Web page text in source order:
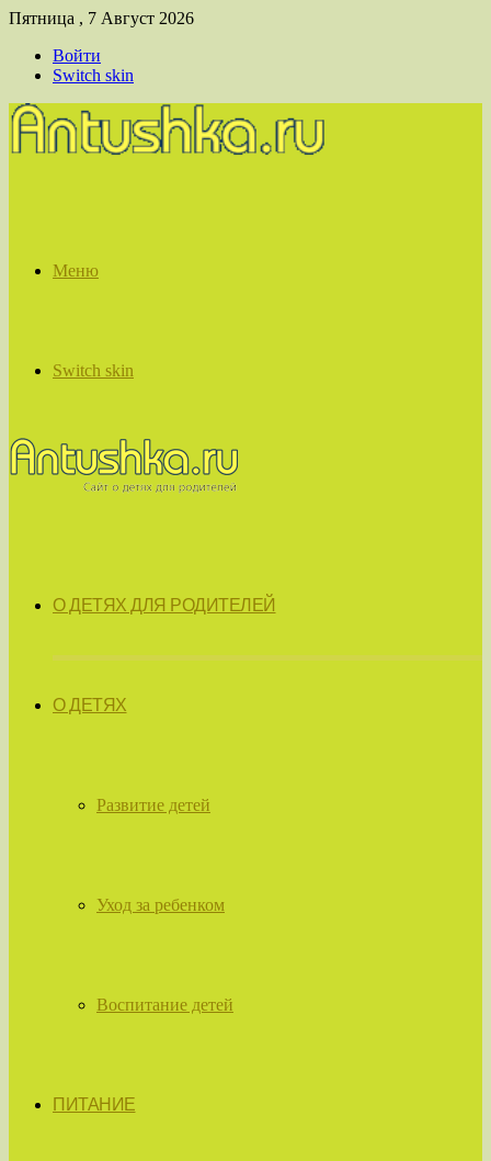
Пятница , 7 Август 2026
Войти
Switch skin
Меню
Switch skin
О ДЕТЯХ ДЛЯ РОДИТЕЛЕЙ
О ДЕТЯХ
Развитие детей
Уход за ребенком
Воспитание детей
ПИТАНИЕ